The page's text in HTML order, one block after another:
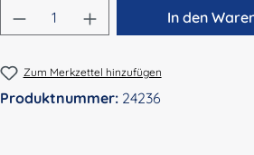
Produkt Anzahl: Gib
In den
Zum Merkzettel hinzufügen
Produktnummer: 24236